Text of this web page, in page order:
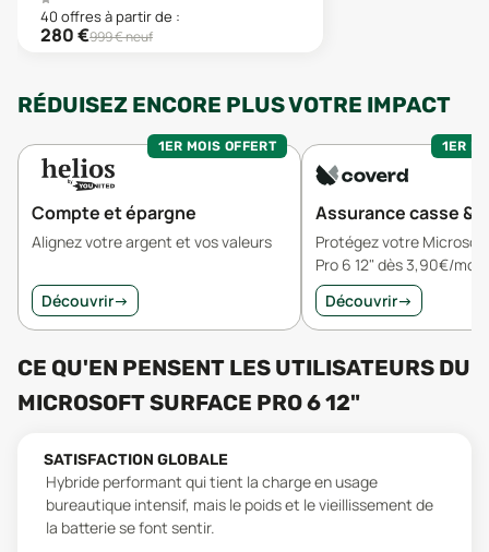
40 offresà partir de :
280€999€ neuf
RÉDUISEZ ENCORE PLUS VOTRE IMPACT
1ER MOIS OFFERT
Compte et épargne
Alignez votre argent et vos valeurs
Découvrir→
1ER
Assurance casse &
Protégez votre
Pro 6 12" dès 3,90€/mois
Découvrir→
CE QU'EN PENSENT LES UTILISATEURS DU
MICROSOFT SURFACE PRO 6 12"
SATISFACTION GLOBALE
Hybride performant qui tient la charge en usage
bureautique intensif, mais le poids et le vieillissement de
la batterie se font sentir.